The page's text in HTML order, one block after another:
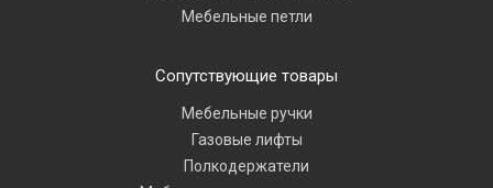
Мебельные петли
Сопутствующие товары
Мебельные ручки
Газовые лифты
Полкодержатели